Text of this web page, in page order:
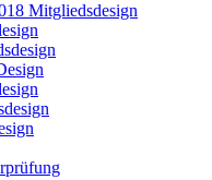
Mitgliedsdesign